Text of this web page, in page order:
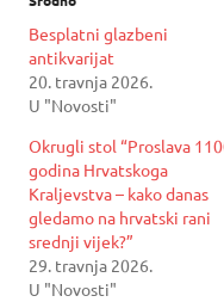
Besplatni glazbeni
antikvarijat
20. travnja 2026.
U "Novosti"
Okrugli stol “Proslava
godina Hrvatskoga
Kraljevstva – kako danas
gledamo na hrvatski rani
srednji vijek?”
29. travnja 2026.
U "Novosti"